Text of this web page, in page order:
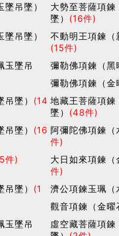
吊墜）
大勢至菩薩項
墜） (16件)
吊墜）
不動明王項鍊（
(15件)
玉墜吊
彌勒佛項鍊（黑
彌勒佛項鍊（金
墜） (14 地藏王菩薩項鍊
墜） (48件)
墜） (16 阿彌陀佛項鍊（
件)
件) 大日如來項鍊（
件)
墜） (1
濟公項鍊玉珮（
觀音項鍊（金曜
玉墜吊
虛空藏菩薩項